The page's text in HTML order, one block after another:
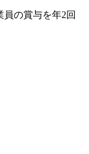
の賞与を年2回